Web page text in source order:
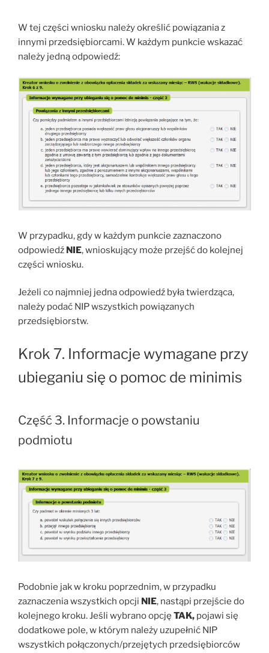
W tej części wniosku należy określić powiązania z
innymi przedsiębiorcami. W każdym punkcie wskazać
należy jedną odpowiedź:
W przypadku, gdy w każdym punkcie zaznaczono
odpowiedź NIE, wnioskujący może przejść do kolejnej
części wniosku.
Jeżeli co najmniej jedna odpowiedź była twierdząca,
należy podać NIP wszystkich powiązanych
przedsiębiorstw.
Krok 7. Informacje wymagane przy
ubieganiu się o pomoc de minimis
Część 3. Informacje o powstaniu
podmiotu
Podobnie jak w kroku poprzednim, w przypadku
zaznaczenia wszystkich opcji NIE, nastąpi przejście do
kolejnego kroku. Jeśli wybrano opcję TAK, pojawi się
dodatkowe pole, w którym należy uzupełnić NIP
wszystkich połączonych/przejętych przedsiębiorców